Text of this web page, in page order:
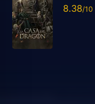
8.38